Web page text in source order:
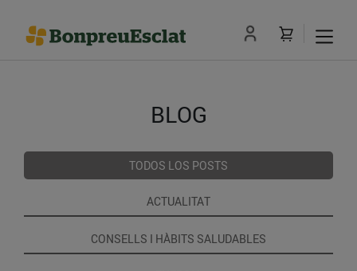
BLOG
TODOS LOS POSTS
ACTUALITAT
CONSELLS I HÀBITS SALUDABLES